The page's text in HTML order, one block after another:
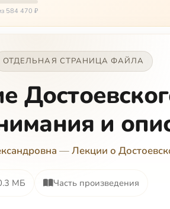
584 470 ₽
ОТДЕЛЬНАЯ СТРАНИЦА ФАЙЛА
и
—Лекции о
МБ Часть произведения